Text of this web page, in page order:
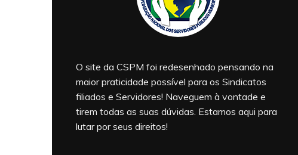
O site da CSPM foi redesenhado pensando na
maior praticidade possível para os Sindicatos
filiados e Servidores! Naveguem à vontade e
tirem todas as suas dúvidas. Estamos aqui para
lutar por seus direitos!